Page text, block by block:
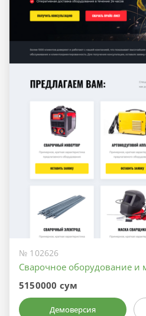
№ 102626
Сварочное оборудование и
5150000 сум
Демоверсия